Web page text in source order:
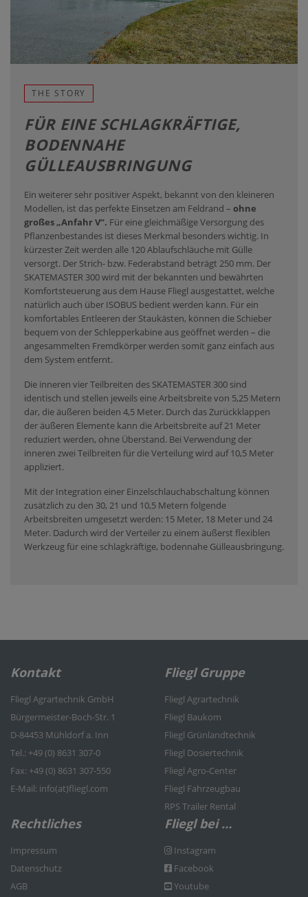
THE STORY
FÜR EINE SCHLAGKRÄFTIGE,
BODENNAHE
GÜLLEAUSBRINGUNG
Ein weiterer sehr positiver Aspekt, bekannt von den kleineren
Modellen, ist das perfekte Einsetzen am Feldrand – ohne
großes „Anfahr V“. Für eine gleichmäßige Versorgung des
Pflanzenbestandes ist dieses Merkmal besonders wichtig. In
kürzester Zeit werden alle 120 Ablaufschläuche mit Gülle
versorgt. Der Strich- bzw. Federabstand beträgt 250 mm. Der
SKATEMASTER 300 wird mit der bekannten und bewährten
Komfortsteuerung aus dem Hause Fliegl ausgestattet, welche
natürlich auch über ISOBUS bedient werden kann. Für ein
komfortables Entleeren der Staukästen, können die Schieber
bequem von der Schlepperkabine aus geöffnet werden – die
angesammelten Fremdkörper werden somit ganz einfach aus
dem System entfernt.
Die inneren vier Teilbreiten des SKATEMASTER 300 sind
identisch und stellen jeweils eine Arbeitsbreite von 5,25 Metern
dar, die äußeren beiden 4,5 Meter. Durch das Zurückklappen
der äußeren Elemente kann die Arbeitsbreite auf 21 Meter
reduziert werden, ohne Überstand. Bei Verwendung der
inneren zwei Teilbreiten für die Verteilung wird auf 10,5 Meter
appliziert.
Mit der Integration einer Einzelschlauchabschaltung können
zusätzlich zu den 30, 21 und 10,5 Metern folgende
Arbeitsbreiten umgesetzt werden: 15 Meter, 18 Meter und 24
Meter. Dadurch wird der Verteiler zu einem äußerst flexiblen
Werkzeug für eine schlagkräftige, bodennahe Gülleausbringung.
Kontakt
Fliegl Agrartechnik GmbH
Bürgermeister-Boch-Str. 1
D-84453 Mühldorf a. Inn
Tel.: +49 (0) 8631 307-0
Fax: +49 (0) 8631 307-550
E-Mail: info(at)fliegl.com
Fliegl Gruppe
Fliegl Agrartechnik
Fliegl Baukom
Fliegl Grünlandtechnik
Fliegl Dosiertechnik
Fliegl Agro-Center
Fliegl Fahrzeugbau
RPS Trailer Rental
Rechtliches
Impressum
Datenschutz
AGB
Fliegl bei …
Instagram
Facebook
Youtube